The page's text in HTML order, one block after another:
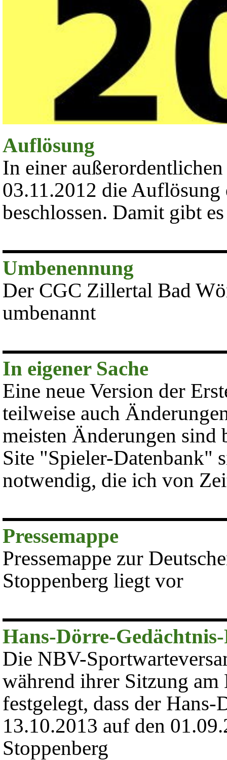
Auflösung
In einer
03.11.2012 die
beschlossen. Damit gibt
Umbenennung
Der CGC Zillertal Bad
umbenannt
In eigener Sache
Eine neue Version der
teilweise auch
meisten Änderungen sind
Site "Spieler-Datenbank"
notwendig, die ich von
Pressemappe
Pressemappe zur
Stoppenberg liegt vor
Hans-Dörre-
Die NBV-
während ihrer Sitzung
festgelegt, dass der
13.10.2013 auf den
Stoppenberg